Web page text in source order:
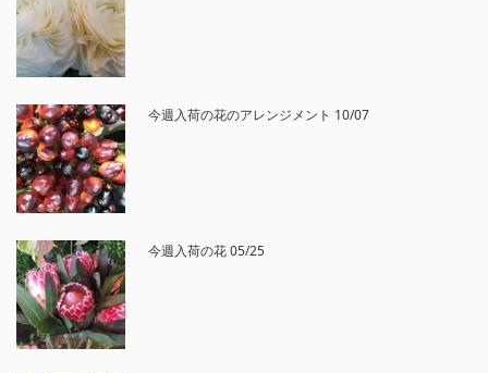
今週入荷の花のアレンジメント 10/07
今週入荷の花 05/25